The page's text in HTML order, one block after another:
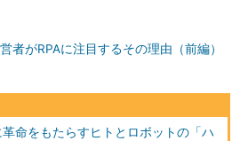
者がRPAに注目するその理由（前編）
革命をもたらすヒトとロボットの「ハ